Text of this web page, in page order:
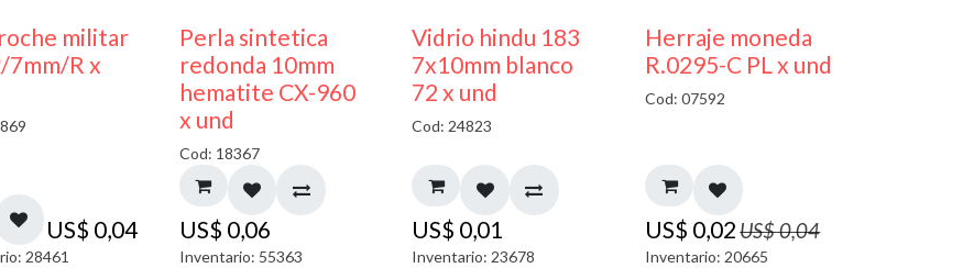
militar
7mm/R x
US$ 0,04
28461
Perla sintetica
redonda 10mm
hematite CX-960
x und
Cod: 18367
US$ 0,06
Inventario: 55363
40% DESCUENTO
Vidrio hindu 183
7x10mm blanco
72 x und
Cod: 24823
US$ 0,01
Inventario: 23678
50% DESCUENTO
Herraje moneda
R.0295-C PL x und
Cod: 07592
US$ 0,02US$0,04
Inventario: 20665